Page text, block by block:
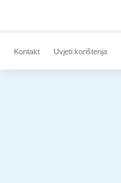
Kontakt Uvjeti korištenja